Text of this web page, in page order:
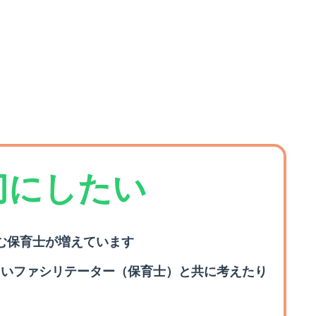
したい
保育士が増えています
ファシリテーター（保育士）と共に考えたり